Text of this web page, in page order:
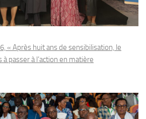
« Après huit ans de sensibilisation, le
passer à l’action en matière